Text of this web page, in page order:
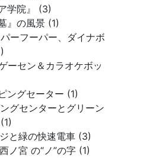
学院』 (3)
』の風景 (1)
ーフーパー、ダイナボ
ーセン＆カラオケボッ
ングセーター (1)
グセンターとグリーン
と緑の快速電車 (3)
ノ宮 の“ノ”の字 (1)